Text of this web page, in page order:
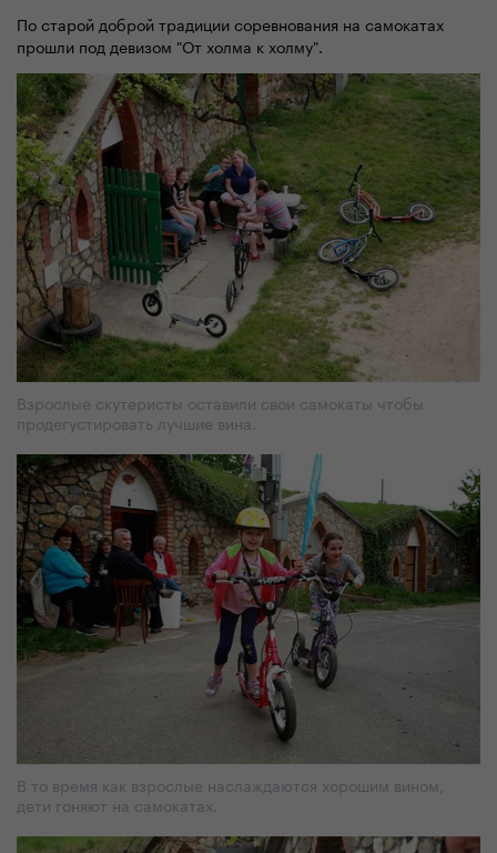
По старой доброй традиции соревнования на самокатах
прошли под девизом "От холма к холму".
Взрослые скутеристы оставили свои самокаты чтобы
продегустировать лучшие вина.
В то время как взрослые наслаждаются хорошим вином,
дети гоняют на самокатах.